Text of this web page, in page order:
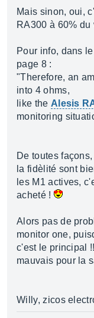
Mais sinon, oui,
RA300 à 60% du
Pour info, dans
page 8 :
"Therefore, an
into 4 ohms,
like the Alesis
monitoring
De toutes
la fidèlité sont
les M1 actives,
acheté !
Alors pas de
monitor one,
c'est le principal
mauvais pour la
Willy, zicos